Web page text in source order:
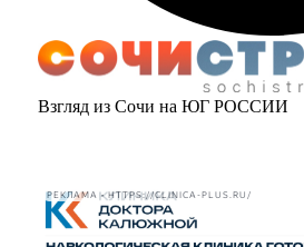
Взгляд из Сочи на ЮГ РОССИИ
РЕКЛАМА • HTTPS://CLINICA-PLUS.RU/